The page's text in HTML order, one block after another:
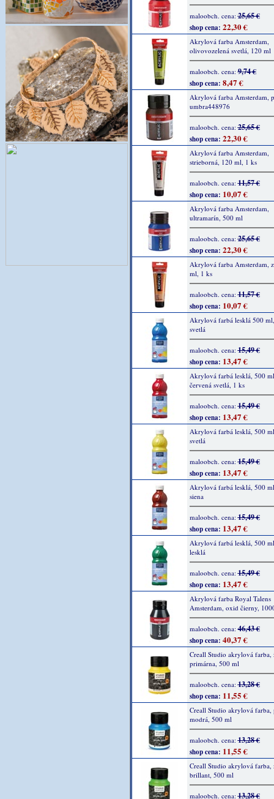
maloobch. cena:25,65 €
shop cena: 22,30 €
Akrylová farba Amsterdam,
olivovozelená svetlá, 120 ml
maloobch. cena:9,74 €
shop cena: 8,47 €
Akrylová farba Amsterdam,
umbra448976
maloobch. cena:25,65 €
shop cena: 22,30 €
Akrylová farba Amsterdam,
strieborná, 120 ml, 1 ks
maloobch. cena:11,57 €
shop cena: 10,07 €
Akrylová farba Amsterdam,
ultramarín, 500 ml
maloobch. cena:25,65 €
shop cena: 22,30 €
Akrylová farba Amsterdam,
ml, 1 ks
maloobch. cena:11,57 €
shop cena: 10,07 €
Akrylová farbá lesklá 500
svetlá
maloobch. cena:15,49 €
shop cena: 13,47 €
Akrylová farbá lesklá, 500
červená svetlá, 1 ks
maloobch. cena:15,49 €
shop cena: 13,47 €
Akrylová farbá lesklá, 500
svetlá
maloobch. cena:15,49 €
shop cena: 13,47 €
Akrylová farbá lesklá, 500
siena
maloobch. cena:15,49 €
shop cena: 13,47 €
Akrylová farbá lesklá, 500
lesklá
maloobch. cena:15,49 €
shop cena: 13,47 €
Akrylová farba Royal Talens
Amsterdam, oxid čierny,
maloobch. cena:46,43 €
shop cena: 40,37 €
Creall Studio akrylová farba,
primárna, 500 ml
maloobch. cena:13,28 €
shop cena: 11,55 €
Creall Studio akrylová farba,
modrá, 500 ml
maloobch. cena:13,28 €
shop cena: 11,55 €
Creall Studio akrylová farba,
brillant, 500 ml
maloobch. cena:13,28 €